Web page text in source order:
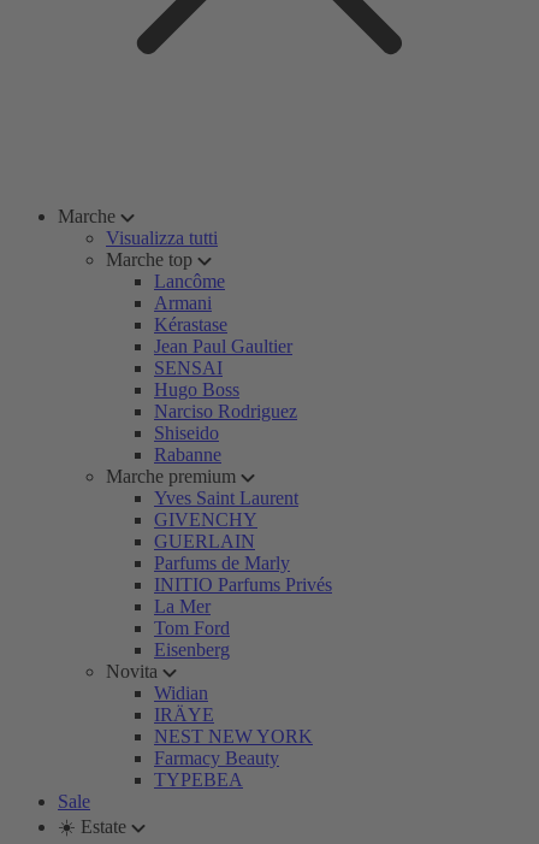
Marche
Visualizza tutti
Marche top
Lancôme
Armani
Kérastase
Jean Paul Gaultier
SENSAI
Hugo Boss
Narciso Rodriguez
Shiseido
Rabanne
Marche premium
Yves Saint Laurent
GIVENCHY
GUERLAIN
Parfums de Marly
INITIO Parfums Privés
La Mer
Tom Ford
Eisenberg
Novita
Widian
IRÄYE
NEST NEW YORK
Farmacy Beauty
TYPEBEA
Sale
☀️ Estate